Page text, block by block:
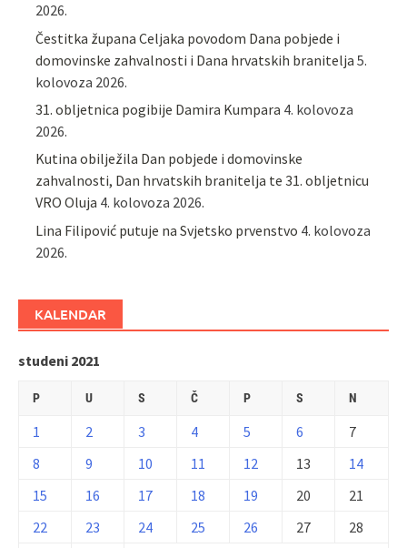
2026.
Čestitka župana Celjaka povodom Dana pobjede i
domovinske zahvalnosti i Dana hrvatskih branitelja 5.
kolovoza 2026.
31. obljetnica pogibije Damira Kumpara 4. kolovoza
2026.
Kutina obilježila Dan pobjede i domovinske
zahvalnosti, Dan hrvatskih branitelja te 31. obljetnicu
VRO Oluja 4. kolovoza 2026.
Lina Filipović putuje na Svjetsko prvenstvo 4. kolovoza
2026.
KALENDAR
studeni 2021
P U S Č P S N
1 2 3 4 5 6
7
8
9 10 11 12 13
14
15
16 17 18 19 20
21
22
23 24 25 26 27
28